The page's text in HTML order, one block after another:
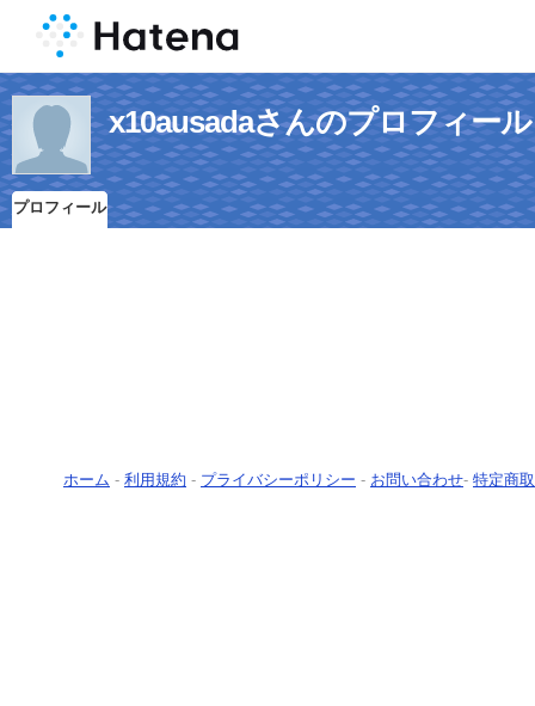
x10ausadaさんのプロフィール
プロフィール
ホーム - 利用規約 - プライバシーポリシー - お問い合わせ- 特定商